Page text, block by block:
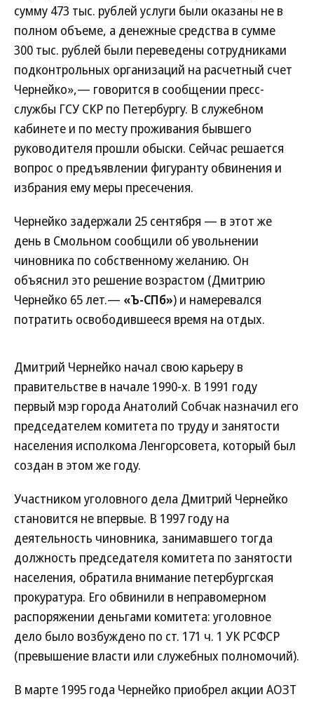
сумму 473 тыс. рублей услуги были оказаны не в
полном объеме, а денежные средства в сумме
300 тыс. рублей были переведены сотрудниками
подконтрольных организаций на расчетный счет
Чернейко»,— говорится в сообщении пресс-
службы ГСУ СКР по Петербургу. В служебном
кабинете и по месту проживания бывшего
руководителя прошли обыски. Сейчас решается
вопрос о предъявлении фигуранту обвинения и
избрания ему меры пресечения.
Чернейко задержали 25 сентября — в этот же
день в Смольном сообщили об увольнении
чиновника по собственному желанию. Он
объяснил это решение возрастом (Дмитрию
Чернейко 65 лет.— «Ъ-СПб») и намеревался
потратить освободившееся время на отдых.
Дмитрий Чернейко начал свою карьеру в
правительстве в начале 1990-х. В 1991 году
первый мэр города Анатолий Собчак назначил его
председателем комитета по труду и занятости
населения исполкома Ленгорсовета, который был
создан в этом же году.
Участником уголовного дела Дмитрий Чернейко
становится не впервые. В 1997 году на
деятельность чиновника, занимавшего тогда
должность председателя комитета по занятости
населения, обратила внимание петербургская
прокуратура. Его обвинили в неправомерном
распоряжении деньгами комитета: уголовное
дело было возбуждено по ст. 171 ч. 1 УК РСФСР
(превышение власти или служебных полномочий).
В марте 1995 года Чернейко приобрел акции АОЗТ